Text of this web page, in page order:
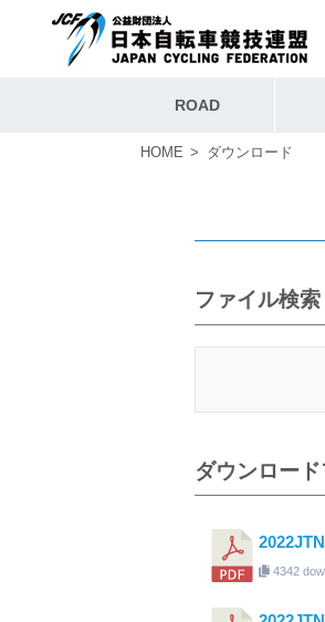
ROAD
HOME ダウンロード
ファイル検索
ダウンロー
4342